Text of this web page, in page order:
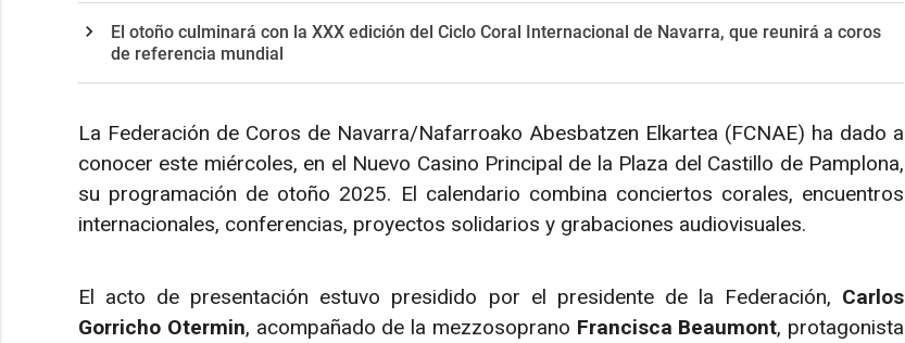
El otoño culminará con la XXX edición del Ciclo Coral Internacional de Navarra, que reunirá a coros
de referencia mundial
La Federación de Coros de Navarra/Nafarroako Abesbatzen Elkartea (FCNAE) ha dado a
conocer este miércoles, en el Nuevo Casino Principal de la Plaza del Castillo de Pamplona,
su programación de otoño 2025. El calendario combina conciertos corales, encuentros
internacionales, conferencias, proyectos solidarios y grabaciones audiovisuales.
El acto de presentación estuvo presidido por el presidente de la Federación, Carlos
Gorricho Otermin, acompañado de la mezzosoprano Francisca Beaumont, protagonista